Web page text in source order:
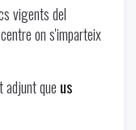
vigents del
on s'imparteix
adjunt que us